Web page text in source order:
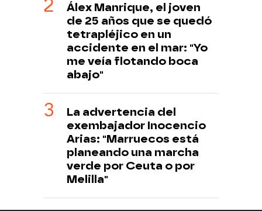
Álex Manrique, el joven
de 25 años que se quedó
tetrapléjico en un
accidente en el mar: "Yo
me veía flotando boca
abajo"
La advertencia del
exembajador Inocencio
Arias: "Marruecos está
planeando una marcha
verde por Ceuta o por
Melilla"